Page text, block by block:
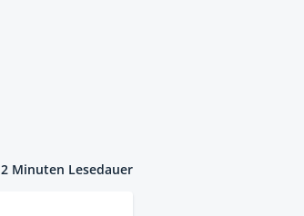
2 Minuten Lesedauer